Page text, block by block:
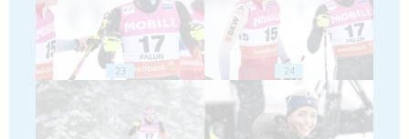
23 24